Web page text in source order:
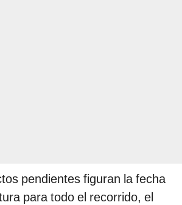
pendientes figuran la fecha
para todo el recorrido, el